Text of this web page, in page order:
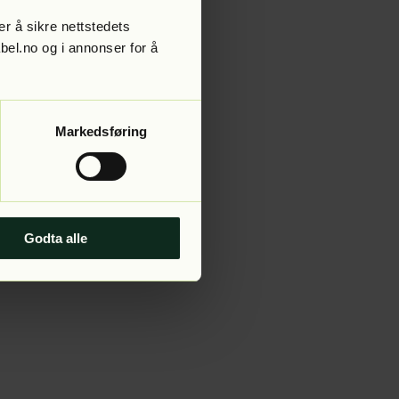
å sikre nettstedets
og i annonser for å
Markedsføring
Godta alle